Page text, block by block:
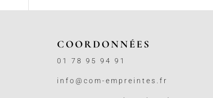
COORDONNÉES
01 78 95 94 91
info@com-empreintes.fr